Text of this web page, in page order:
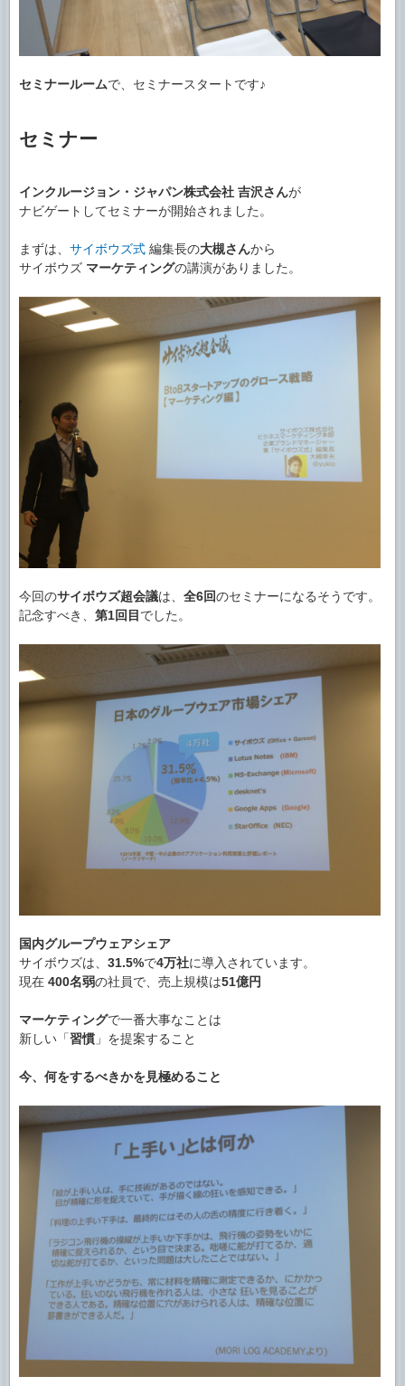
セミナールームで、セミナースタートです♪
セミナー
インクルージョン・ジャパン株式会社 吉沢さんが
ナビゲートしてセミナーが開始されました。
まずは、 サイボウズ式 編集長の大槻さんから
サイボウズ マーケティングの講演がありました。
今回のサイボウズ超会議は、 全6回のセミナーになるそうです。
記念すべき、 第1回目 でした。
国内グループウェアシェア
サイボウズは、 31.5%で4万社に導入されています。
現在 400名弱の社員で、売上規模は51億円
マーケティングで一番大事なことは
新しい「習慣 」を提案すること
今、何をするべきかを見極めること